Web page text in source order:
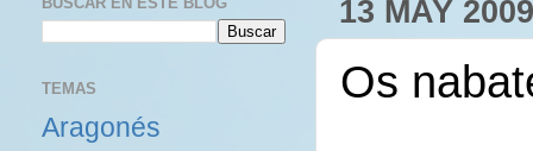
13 MAY 2009
Os
TEMAS
Aragonés